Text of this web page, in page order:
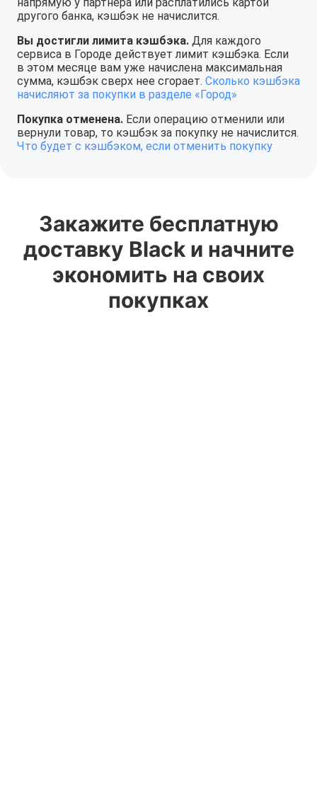
другого банка, кэшбэк не начислится.
Вы достигли лимита кэшбэка. Для каждого
сервиса в Городе действует лимит кэшбэка. Если
в этом месяце вам уже начислена максимальная
сумма, кэшбэк сверх нее сгорает. Сколько кэшбэка
начисляют за покупки в разделе «Город»
Покупка отменена. Если операцию отменили или
вернули товар, то кэшбэк за покупку не начислится.
Что будет с кэшбэком, если отменить покупку
Закажите бесплатную
доставку Black и начните
экономить на своих
покупках